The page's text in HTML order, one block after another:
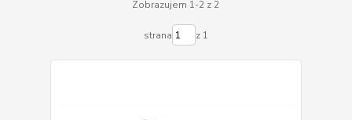
Zobrazujem 1-2 z 2
strana z 1